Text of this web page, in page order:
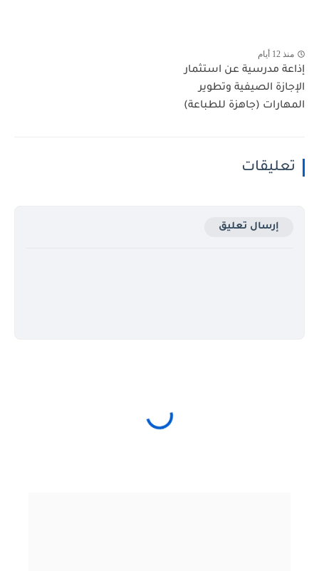
منذ 12 أيام
إذاعة مدرسية عن استثمار
الإجازة الصيفية وتطوير
المهارات (جاهزة للطباعة)
تعليقات
إرسال تعليق